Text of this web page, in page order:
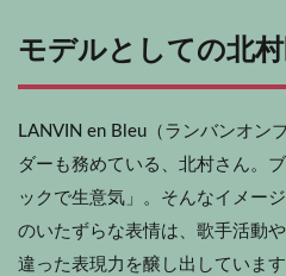
モデルとしての北
LANVIN en Bleu（ランバンオン
ダーも務めている、北村さん。
ックで生意気」。そんなイメー
のいたずらな表情は、歌手活動
違った表現力を醸し出しています